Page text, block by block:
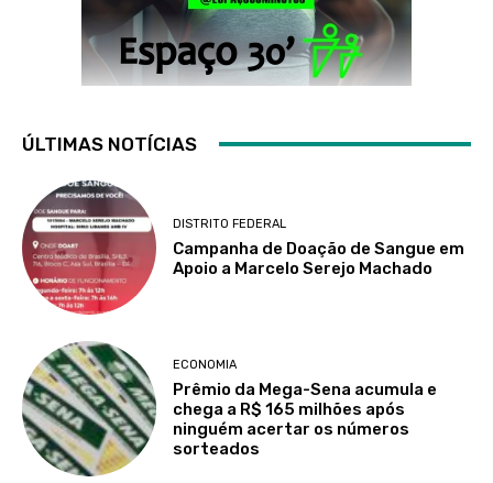
ÚLTIMAS NOTÍCIAS
DISTRITO FEDERAL
Campanha de Doação de Sangue em
Apoio a Marcelo Serejo Machado
ECONOMIA
Prêmio da Mega-Sena acumula e
chega a R$ 165 milhões após
ninguém acertar os números
sorteados